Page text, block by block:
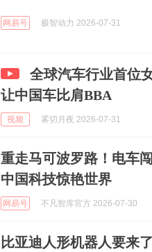
网易号 极智动力 2026-07-31
全球汽车行业首位
让中国车比肩BBA
视频 雾切月夜 2026-07-31
重走马可波罗路！电车
中国科技惊艳世界
网易号 不凡智库官方 2026-07-30
比亚迪人形机器人要来